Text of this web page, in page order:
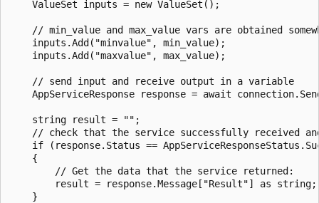
    ValueSet inputs = new ValueSet();
// min_value and max_value vars are obtained
    inputs.Add("minvalue", min_value);
    inputs.Add("maxvalue", max_value);
    // send input and receive output in a variable
AppServiceResponse response = await
    string result = "";
// check that the service successfully received
if (response.Status ==
    {
        // Get the data that the service returned:
        result = response.Message["Result"] as string;
    }